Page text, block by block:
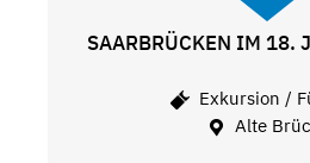
SAARBRÜCKEN IM 18.
Exkursion /
Alte